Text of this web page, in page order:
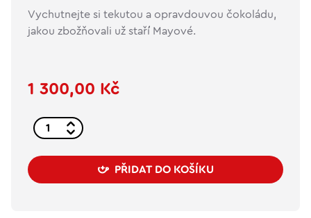
Vychutnejte si tekutou a opravdouvou čokoládu,
jakou zbožňovali už staří Mayové.
1 300,00 Kč
PŘIDAT DO KOŠÍKU